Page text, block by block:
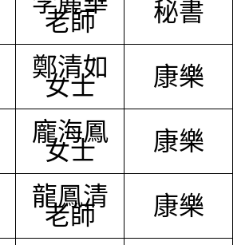
老師 秘書
鄭清如
女士 康樂
龐海鳳
女士 康樂
龍鳳清
老師 康樂